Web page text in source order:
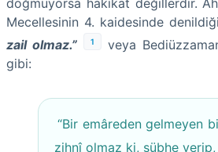
Mecellesinin 4. kaidesinde
zail olmaz.”
1
veya
gibi:
“Bir emâreden gelmeyen
zihnî olmaz ki, şübhe